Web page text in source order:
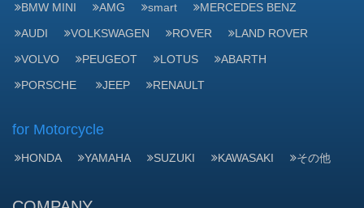
BMW MINI
AMG smart
MERCEDES BENZ
AUDI
VOLKSWAGEN ROVER
LAND ROVER
VOLVO
PEUGEOT LOTUS
ABARTH
PORSCHE
JEEP RENAULT
for Motorcycle
HONDA YAMAHA SUZUKI KAWASAKI その他